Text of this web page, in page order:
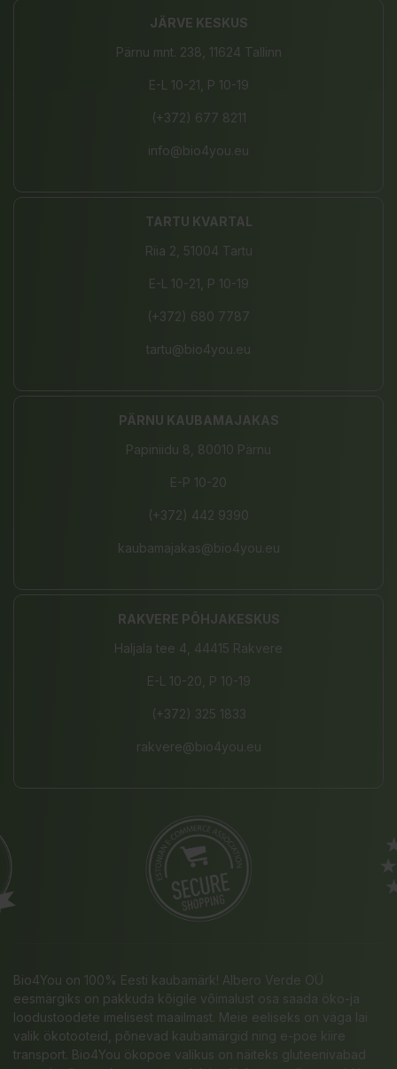
JÄRVE KESKUS
Pärnu mnt. 238, 11624 Tallinn
E-L 10-21, P 10-19
(+372) 677 8211
info@bio4you.eu
TARTU KVARTAL
Riia 2, 51004 Tartu
E-L 10-21, P 10-19
(+372) 680 7787
tartu@bio4you.eu
PÄRNU KAUBAMAJAKAS
Papiniidu 8, 80010 Pärnu
E-P 10-20
(+372) 442 9390
kaubamajakas@bio4you.eu
RAKVERE PÕHJAKESKUS
Haljala tee 4, 44415 Rakvere
E-L 10-20, P 10-19
(+372) 325 1833
rakvere@bio4you.eu
Bio4You on 100% Eesti kaubamärk! Albero Verde OÜ
eesmärgiks on pakkuda kõigile võimalust osa saada öko-ja
loodustoodete imelisest maailmast. Meie eeliseks on väga lai
valik ökotooteid, põnevad kaubamärgid ning e-poe kiire
transport. Bio4You ökopoe valikus on näiteks gluteenivabad